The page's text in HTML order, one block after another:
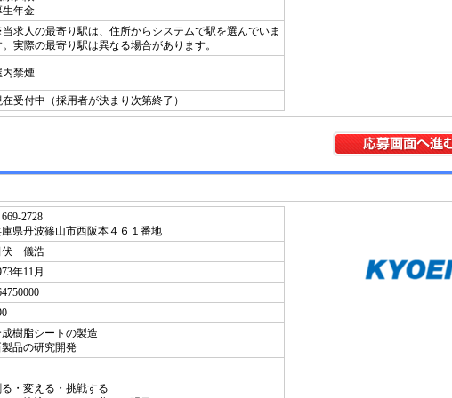
生年金
求人の最寄り駅は、住所からシステムで駅を選んでいま
。実際の最寄り駅は異なる場合があります。
内禁煙
在受付中（採用者が決まり次第終了）
2728
県丹波篠山市西阪本４６１番地
伏 儀浩
年11月
樹脂シートの製造
品の研究開発
・変える・挑戦する